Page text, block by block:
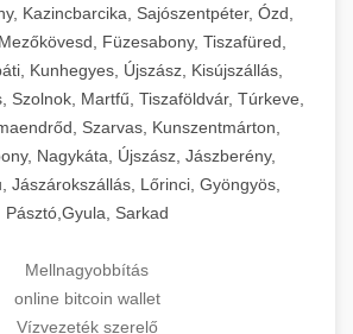
Kazincbarcika, Sajószentpéter, Ózd,
Füzesabony, Tiszafüred,
Kunhegyes, Újszász, Kisújszállás,
Szolnok, Martfű, Tiszaföldvár, Túrkeve,
Szarvas, Kunszentmárton,
Nagykáta, Újszász, Jászberény,
Jászárokszállás, Lőrinci, Gyöngyös,
Pásztó,Gyula, Sarkad
Mellnagyobbítás
online bitcoin wallet
Vízvezeték szerelő